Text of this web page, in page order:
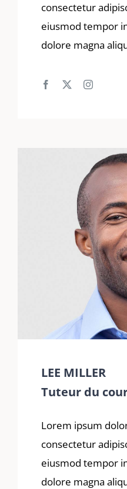
consectetur
eiusmod tempor
dolore magna
LEE MILLER
Tuteur du
Lorem ipsum
consectetur
eiusmod tempor
dolore magna